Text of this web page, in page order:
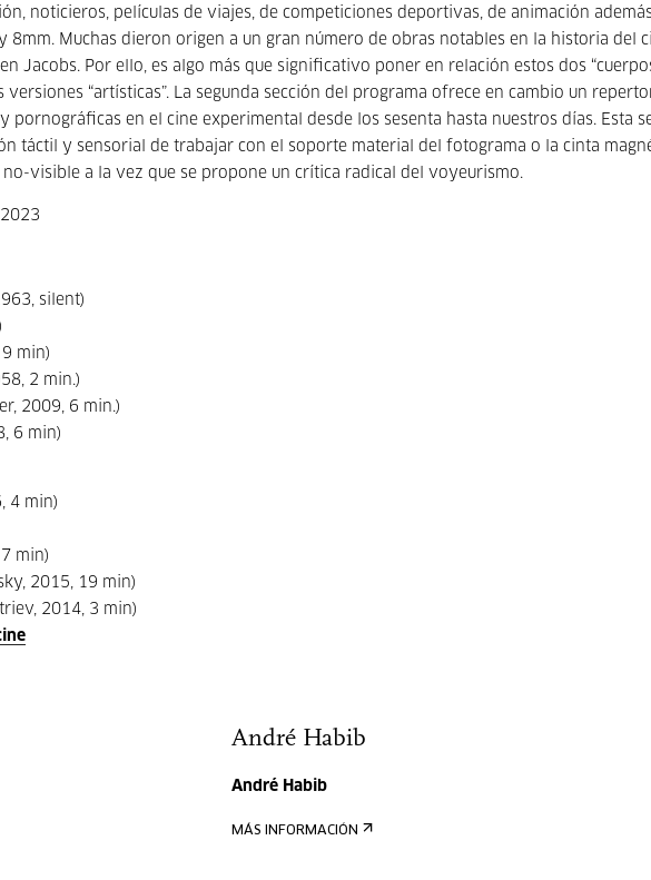
noticieros, películas de viajes, de competiciones deportivas, de animación
8mm. Muchas dieron origen a un gran número de obras notables en la historia del
Jacobs. Por ello, es algo más que significativo poner en relación estos dos
versiones “artísticas”. La segunda sección del programa ofrece en cambio un
pornográficas en el cine experimental desde los sesenta hasta nuestros días. Esta
táctil y sensorial de trabajar con el soporte material del fotograma o la cinta
visible a la vez que se propone un crítica radical del voyeurismo.
silent)
min)
2 min.)
2009, 6 min.)
6 min)
4 min)
min)
2015, 19 min)
2014, 3 min)
André Habib
André Habib
MÁS INFORMACIÓN